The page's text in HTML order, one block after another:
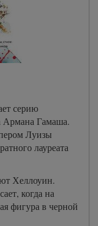
серию
Армана Гамаша.
Луизы
лауреата
Хеллоуин.
когда на
фигура в черной